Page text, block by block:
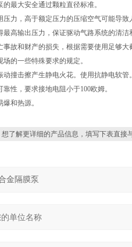
最大安全通过颗粒直径标准。
力，高于额定压力的压缩空气可能导致
高输出压力，保证驱动气路系统的清洁
故和财产的损失，根据需要使用足够大
的一些特殊要求的规定。
撞击擦产生静电火花。使用抗静电软管。
性，要求接地电阻小于100欧姆。
和热源。
了解更详细的产品信息，填写下表直接